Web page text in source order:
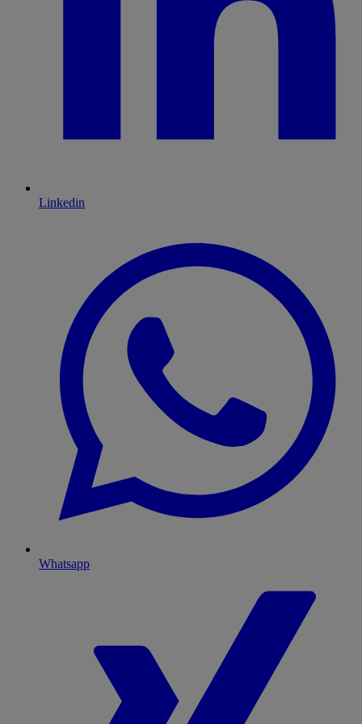
Linkedin
Whatsapp